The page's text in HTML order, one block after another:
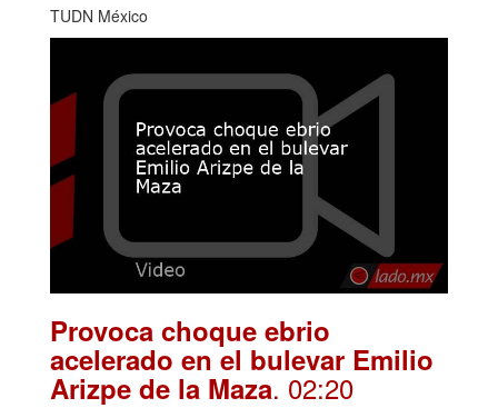
TUDN México
Provoca choque ebrio
acelerado en el bulevar Emilio
Arizpe de la Maza. 02:20